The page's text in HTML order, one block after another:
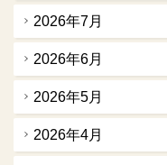
2026年7月
2026年6月
2026年5月
2026年4月